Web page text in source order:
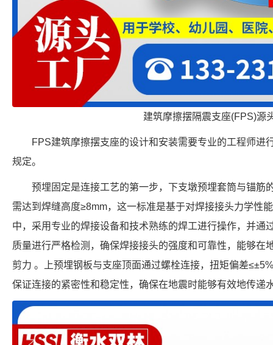
建筑摩擦摆隔震支座(FPS)源
FPS建筑摩擦摆支座的设计和安装需要专业的工程师进
规定。
预埋固定是连接工艺的第一步，下支墩预埋套筒与锚筋
需达到焊缝高度≥8mm，这一标准是基于对焊接接头力学性
中，采用专业的焊接设备和技术熟练的焊工进行操作，并通
质量进行严格检测，确保焊接接头的强度和可靠性，能够在
剪力 。上预埋钢板与支座顶面通过螺栓连接，扭矩偏差
保证连接的紧密性和稳定性，确保在地震时能够有效地传递